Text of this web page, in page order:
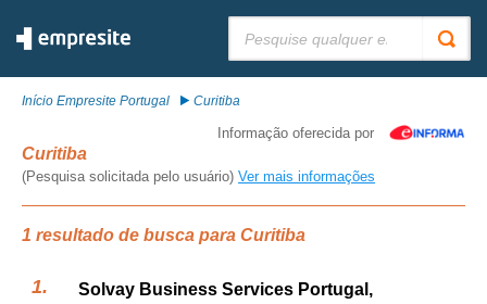
Início Empresite Portugal Curitiba
Informação oferecida por
Curitiba
(Pesquisa solicitada pelo usuário) Ver mais informações
1 resultado de busca para Curitiba
Solvay Business Services Portugal,